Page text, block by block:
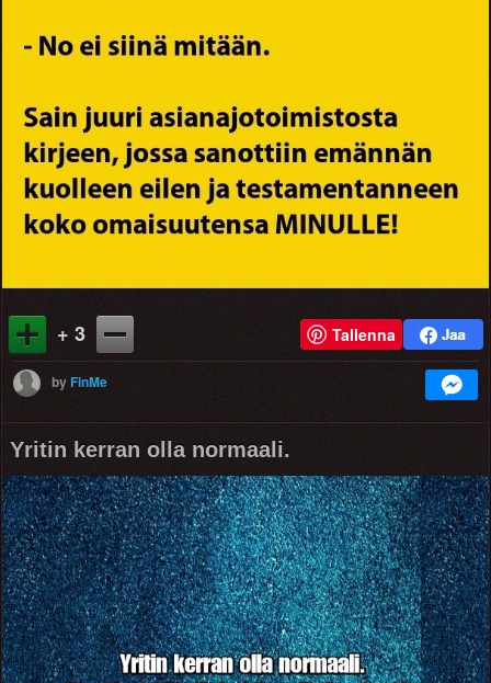
+ 3 Tallenna
byFinMe
Yritin kerran olla normaali.